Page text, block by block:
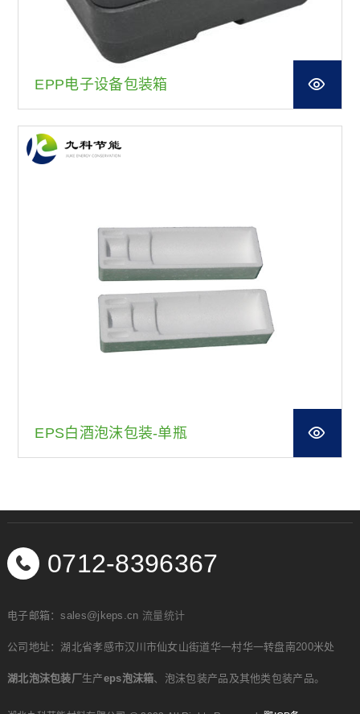
EPP电子设备包装箱
EPS白酒泡沫包装-单瓶
0712-8396367
电子邮箱：sales@jkeps.cn 流量统计
公司地址：湖北省孝感市汉川市仙女山街道华一村华一转盘南200米处
湖北泡沫包装厂生产eps泡沫箱、泡沫包装产品及其他类包装产品。